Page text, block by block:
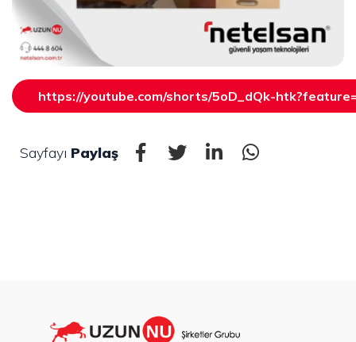
https://youtube.com/shorts/5oD_dQk-
Sayfayı Paylaş